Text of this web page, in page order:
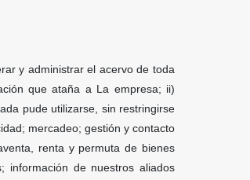
y administrar el acervo de toda
que ataña a La empresa; ii)
pude utilizarse, sin restringirse
mercadeo; gestión y contacto
renta y permuta de bienes
información de nuestros aliados